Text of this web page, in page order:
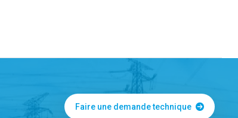
Faire une demande technique